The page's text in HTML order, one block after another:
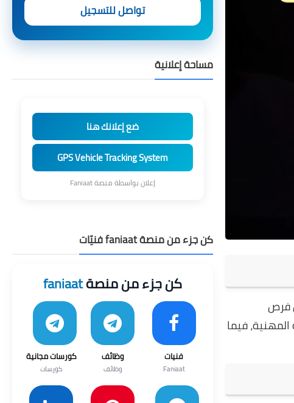
فرص
فيما
تواصل للتسجيل
مساحة إعلانية
ضع إعلانك هنا
GPS Vehicle Tracking System
إعلان بواسطة منصة Faniaat
كن جزء من منصة faniaat فنيّات
كن جزء من منصةfaniaat
فنيات
Faniaat
وظائف
وظائف
كورسات مجانية
كورسات